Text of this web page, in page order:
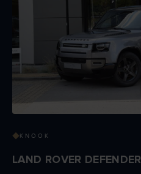
KNOOK
LAND ROVER DEFENDER